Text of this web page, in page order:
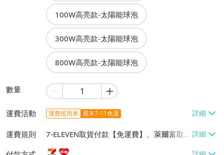
100W高亮款-太陽能球泡
300W高亮款-太陽能球泡
800W高亮款-太陽能球泡
數量
運費活動 運費抵用券 週末7-11免運
運費規則
7-ELEVEN取貨付款【免運費】、萊爾富取
貨付款【免運費】